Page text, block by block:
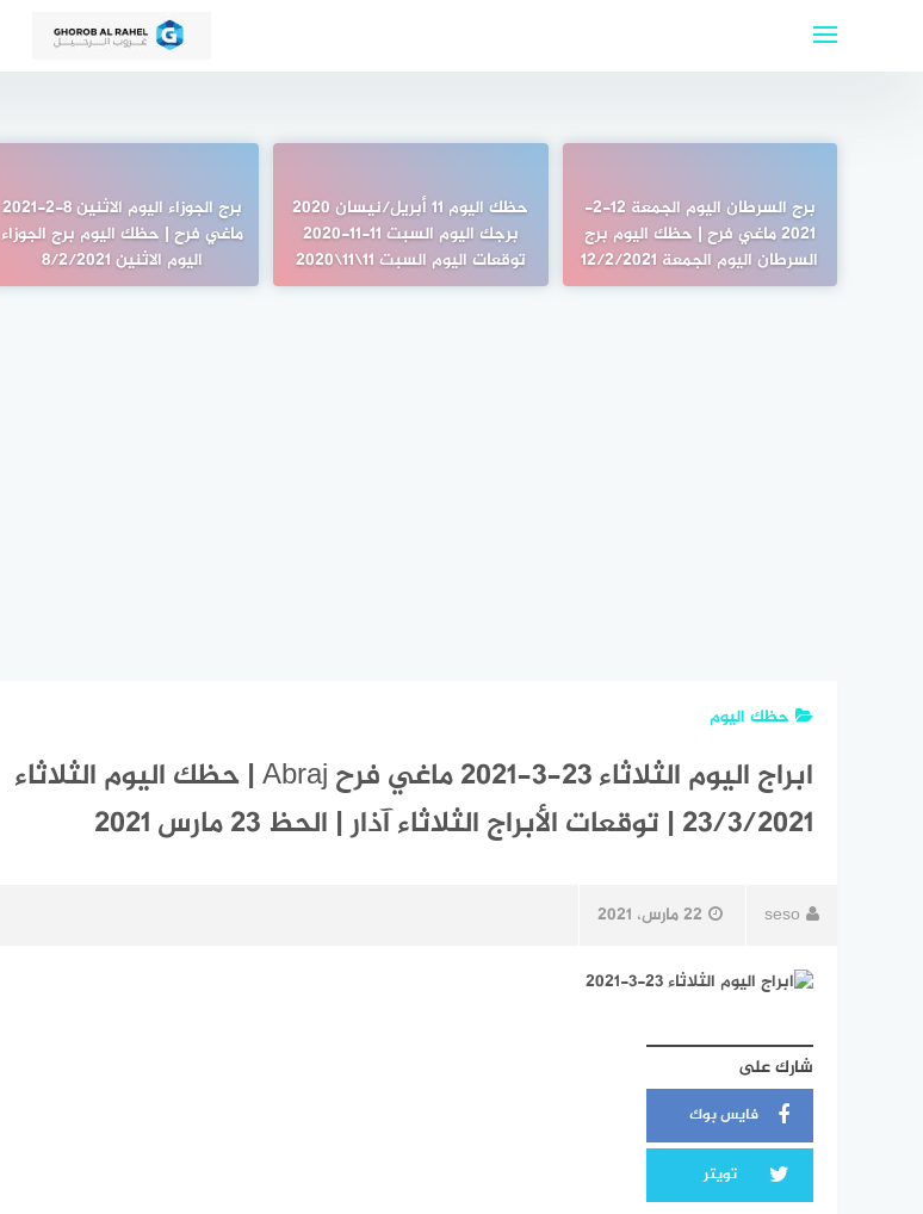
برج السرطان اليوم الجمعة 12-2-
2021 ماغي فرح | حظك اليوم برج
السرطان اليوم الجمعة 12/2/2021
حظك اليوم 11 أبريل/نيسان 2020
برجك اليوم السبت 11-11-2020
توقعات اليوم السبت 11\11\2020
برج الجوزاء اليوم الاثنين 8-2-2021
ماغي فرح | حظك اليوم برج الجوزاء
اليوم الاثنين 8/2/2021
حظك اليوم
ابراج اليوم الثلاثاء 23-3-2021 ماغي فرح Abraj | حظك اليوم الثلاثاء
23/3/2021 | توقعات الأبراج الثلاثاء آذار | الحظ 23 مارس 2021
seso 22 مارس، 2021
شارك على
فايس بوك
تويتر